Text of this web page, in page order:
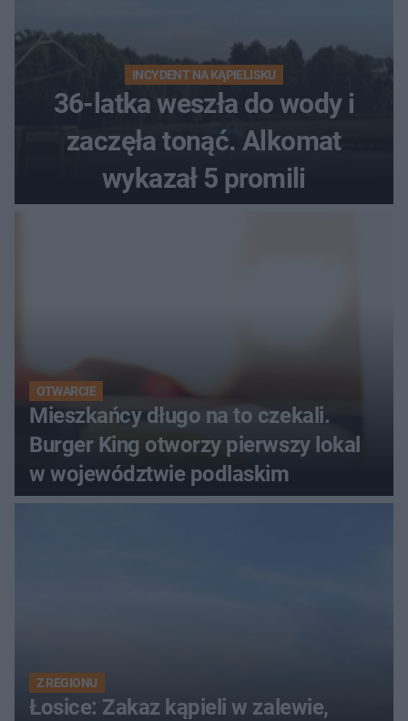
INCYDENT NA KĄPIELISKU
36-latka weszła do wody i
zaczęła tonąć. Alkomat
wykazał 5 promili
OTWARCIE
Mieszkańcy długo na to czekali.
Burger King otworzy pierwszy lokal
w województwie podlaskim
Z REGIONU
Łosice: Zakaz kąpieli w zalewie,